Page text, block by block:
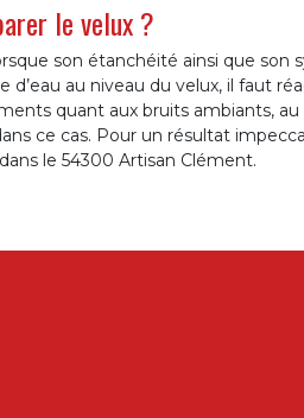
le velux ?
son étanchéité ainsi que son
au niveau du velux, il faut
quant aux bruits ambiants,
ce cas. Pour un résultat
le 54300 Artisan Clément.